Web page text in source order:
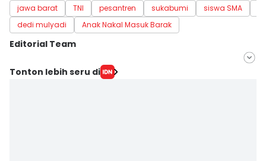
jawa barat TNI pesantren sukabumi siswa SMA
dedi mulyadi
Anak Nakal Masuk Barak
Editorial Team
Editor
Tonton lebih seru di